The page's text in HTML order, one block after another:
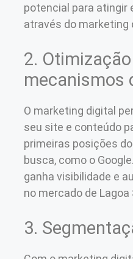
potencial para atingir
através do marketing
2.
mecanismos
O marketing digital
seu site e conteúdo
primeiras posições
busca, como o
ganha visibilidade e
no mercado de Lagoa
3.